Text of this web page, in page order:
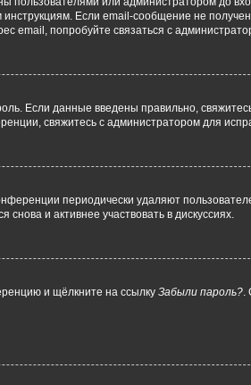
Если email-сообщение не
email, попробуйте связаться с
Если данные введены правильно,
свяжитесь с администратором для
периодически удаляют
и активнее участвовать в дискуссиях.
и щёлкните на ссылку Забыли пароль?.